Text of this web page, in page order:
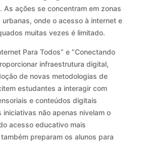
As ações se concentram em zonas
urbanas, onde o acesso à internet e
muitas vezes é limitado.
Para Todos” e “Conectando
infraestrutura digital,
de novas metodologias de
estudantes a interagir com
e conteúdos digitais
iniciativas não apenas nivelam o
acesso educativo mais
preparam os alunos para